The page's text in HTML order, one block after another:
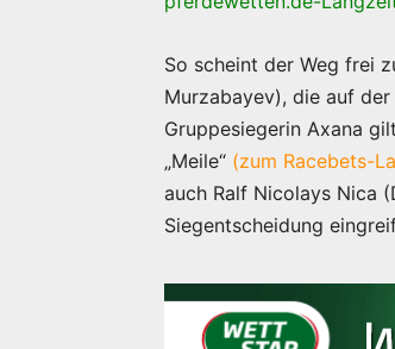
So scheint der Weg frei
Murzabayev), die auf
Gruppesiegerin Axana
„Meile“ (zum Racebets-
auch Ralf Nicolays Nica
Siegentscheidung